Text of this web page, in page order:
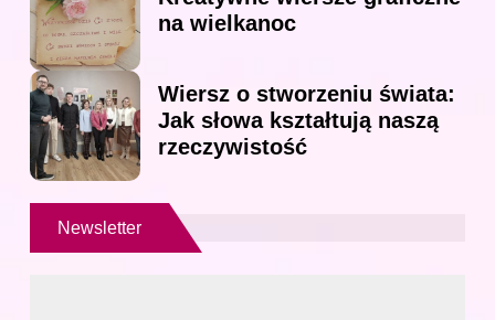
na wielkanoc
Wiersz o stworzeniu świata:
Jak słowa kształtują naszą
rzeczywistość
Newsletter